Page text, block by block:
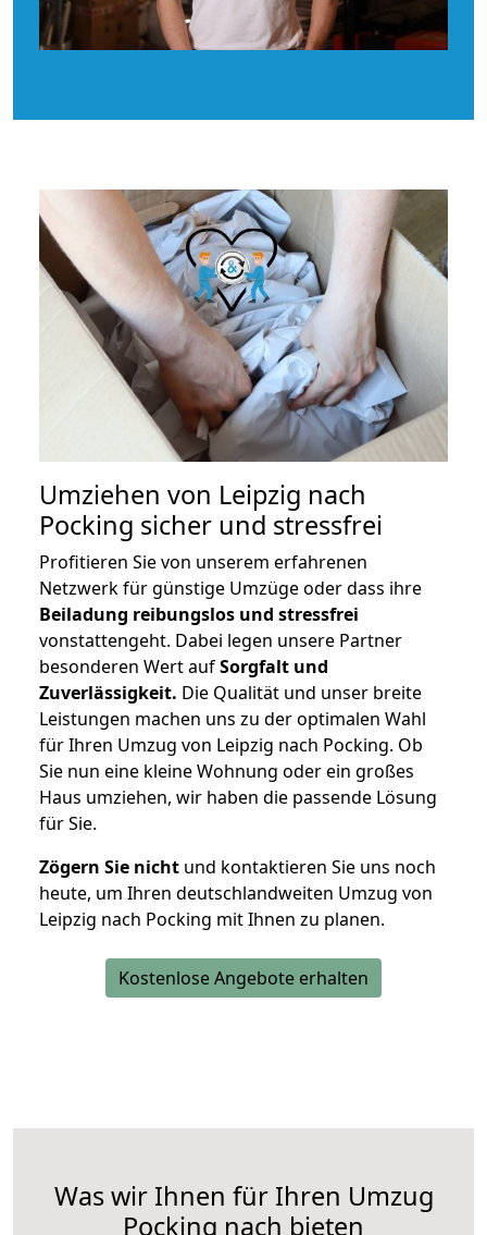
Umziehen von Leipzig nach
Pocking sicher und stressfrei
Profitieren Sie von unserem erfahrenen
Netzwerk für günstige Umzüge oder dass ihre
Beiladung reibungslos und stressfrei
vonstattengeht. Dabei legen unsere Partner
besonderen Wert aufSorgfalt und
Zuverlässigkeit. Die Qualität und unser breite
Leistungen machen uns zu der optimalen Wahl
für Ihren Umzug von Leipzig nach Pocking. Ob
Sie nun eine kleine Wohnung oder ein großes
Haus umziehen, wir haben die passende Lösung
für Sie.
Zögern Sie nicht und kontaktieren Sie uns noch
heute, um Ihren deutschlandweiten Umzug von
Leipzig nach Pocking mit Ihnen zu planen.
Kostenlose Angebote erhalten
Was wir Ihnen für Ihren Umzug
Pocking nach bieten